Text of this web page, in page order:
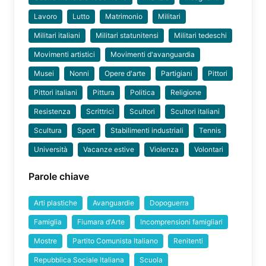
Lavoro Lutto Matrimonio Militari
Militari italiani Militari statunitensi Militari tedeschi
Movimenti artistici Movimenti d'avanguardia
Musei Nonni Opere d'arte Partigiani Pittori
Pittori italiani Pittura Politica Religione
Resistenza Scrittrici Scultori Scultori italiani
Scultura Sport Stabilimenti industriali Tennis
Università Vacanze estive Violenza Volontari
Parole chiave
Arti plastiche Avanguardie Dopoguerra
Famiglia Fiumara d'Arte Incomprensioni famigliari
Mostre Partito Comunista Italiano Renitenti
Repubblica Sociale Italiana Scuola